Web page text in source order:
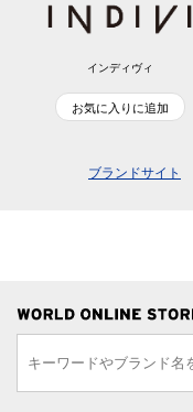
インディヴィ
お気に入りに追加
ブランドサイト